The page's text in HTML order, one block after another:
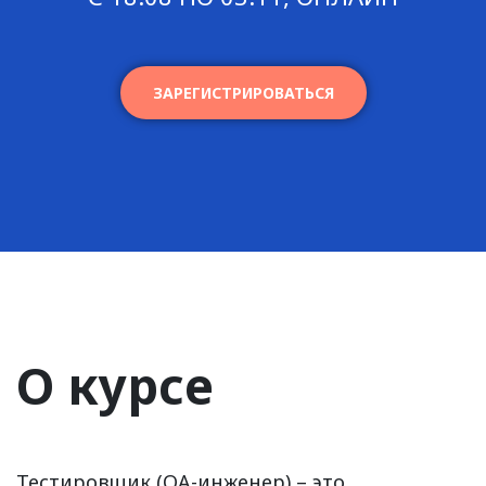
ЗАРЕГИСТРИРОВАТЬСЯ
О курсе